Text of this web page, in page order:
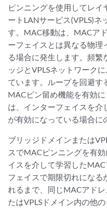
ピンニングを使用してレ
ートLANサービス(VPLS)ネ
す。MAC移動は、MACア
ーフェイスとは異なる物
る場合に発生します。頻繁
ッジとVPLSネットワーク
ています。ループを回避
MACピン留め機能を有効
は、インターフェイスを
が有効になっている場合に
ブリッジドメインまたは
スでMACピンニングを有
イスを介して学習した
フェイスで期限切れになる
れるまで、同じMACアド
たはVPLSドメイン内の他